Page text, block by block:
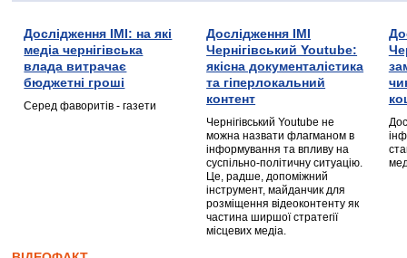
Дослідження ІМІ: на які
медіа чернігівська
влада витрачає
бюджетні гроші
Серед фаворитів - газети
Дослідження ІМІ
Чернігівський Youtube:
якісна документалістика
та гіперлокальний
контент
Чернігівський Youtube не
можна назвати флагманом в
інформування та впливу на
суспільно-політичну ситуацію.
Це, радше, допоміжний
інструмент, майданчик для
розміщення відеоконтенту як
частина ширшої стратегії
місцевих медіа.